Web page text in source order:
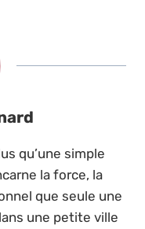
qu’une simple
la force, la
que seule une
une petite ville